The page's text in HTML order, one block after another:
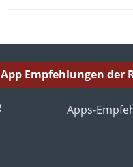
App Empfehlungen der